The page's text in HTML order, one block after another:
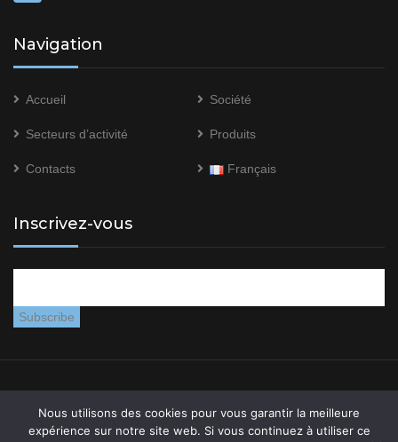
Navigation
Accueil Société
Secteurs d’activité Produits
Contacts Français
Inscrivez-vous
confidentialité
Nous utilisons des cookies pour vous garantir la meilleure
expérience sur notre site web. Si vous continuez à utiliser ce